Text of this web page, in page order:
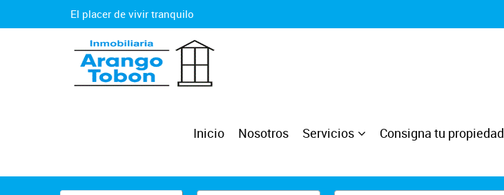
El placer de vivir tranquilo
Inicio Nosotros Servicios Consigna tu propiedad